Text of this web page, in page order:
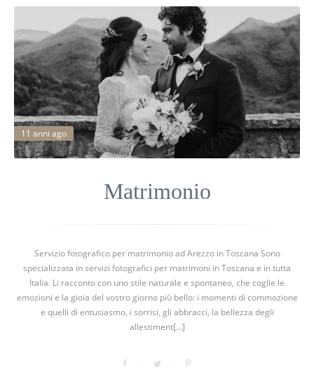
11 anni ago
Matrimonio
Servizio fotografico per matrimonio ad Arezzo in Toscana Sono
specializzata in servizi fotografici per matrimoni in Toscana e in tutta
Italia. Li racconto con uno stile naturale e spontaneo, che coglie le
emozioni e la gioia del vostro giorno più bello: i momenti di commozione
e quelli di entusiasmo, i sorrisi, gli abbracci, la bellezza degli
allestiment[...]